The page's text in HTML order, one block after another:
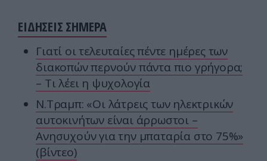
ΕΙΔΗΣΕΙΣ ΣΗΜΕΡΑ
Γιατί οι τελευταίες πέντε ημέρες των
διακοπών περνούν πάντα πιο γρήγορα;
– Τι λέει η ψυχολογία
Ν.Τραμπ: «Οι λάτρεις των ηλεκτρικών
αυτοκινήτων είναι άρρωστοι –
Ανησυχούν για την μπαταρία στο 75%»
(βίντεο)